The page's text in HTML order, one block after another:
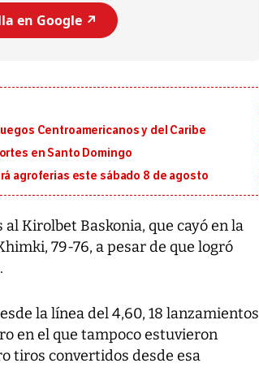
en Google ↗️
Centroamericanos y del Caribe
en Santo Domingo
agroferias este sábado 8 de agosto
Kirolbet Baskonia, que cayó en la
79-76, a pesar de que logró
la línea del 4,60, 18 lanzamientos
en el que tampoco estuvieron
tiros convertidos desde esa
al sur de Japón, provocando una